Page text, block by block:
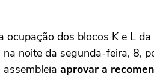
ocupação dos blocos K e L
noite da segunda-feira, 8,
aprovar a